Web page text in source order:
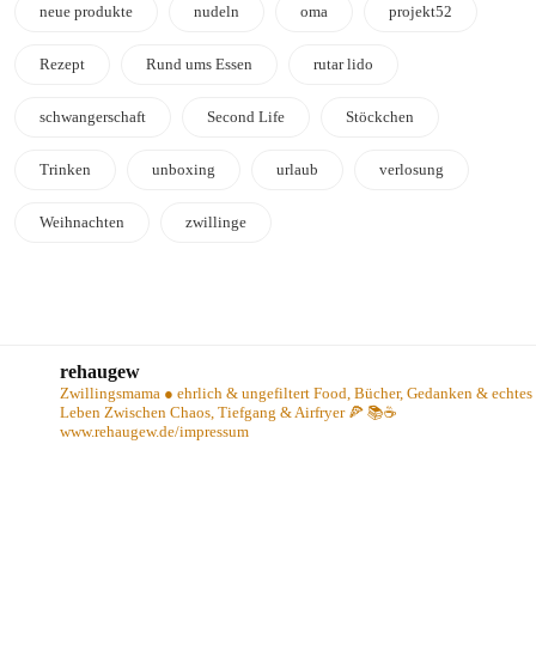
neue produkte nudeln oma projekt52
Rezept Rund ums Essen rutar lido
schwangerschaft Second Life Stöckchen
Trinken unboxing urlaub verlosung
Weihnachten zwillinge
rehaugew
Zwillingsmama ● ehrlich & ungefiltert Food, Bücher, Gedanken & echtes
Leben Zwischen Chaos, Tiefgang & Airfryer 🍕 📚☕️
www.rehaugew.de/impressum